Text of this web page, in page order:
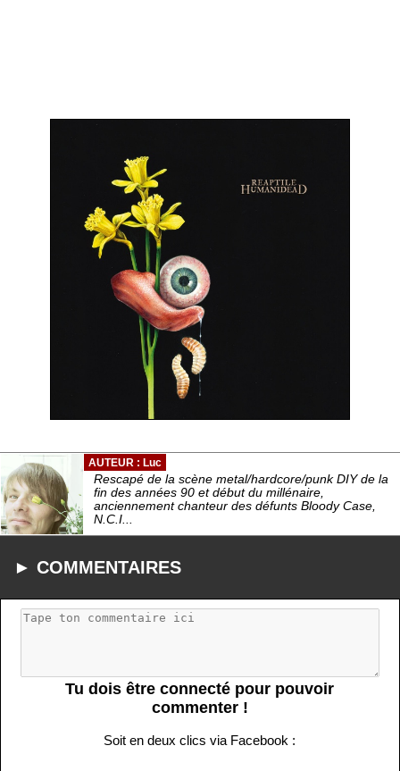
AUTEUR : Luc
Rescapé de la scène metal/hardcore/punk DIY de la
fin des années 90 et début du millénaire,
anciennement chanteur des défunts Bloody Case,
N.C.I...
► COMMENTAIRES
Tu dois être connecté pour pouvoir
commenter !
Soit en deux clics via Facebook :